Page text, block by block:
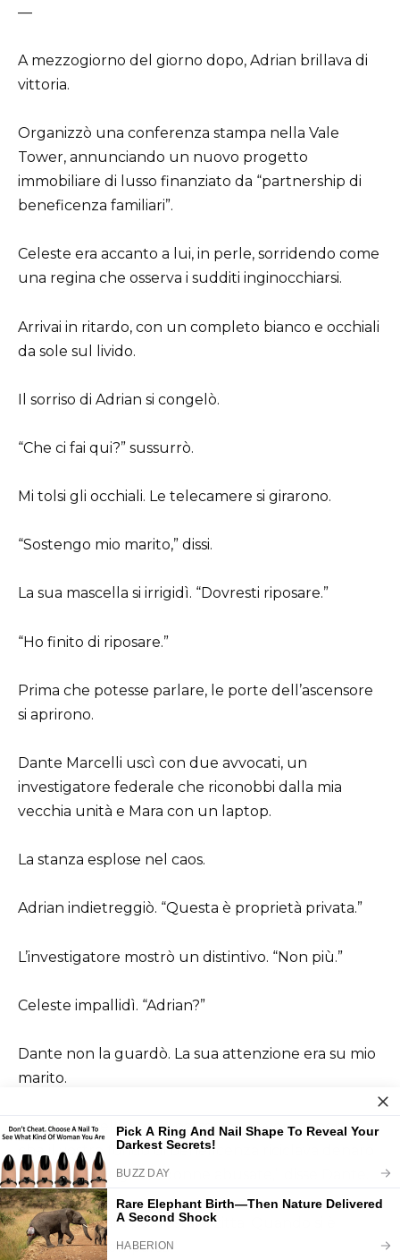
—
A mezzogiorno del giorno dopo, Adrian brillava di
vittoria.
Organizzò una conferenza stampa nella Vale
Tower, annunciando un nuovo progetto
immobiliare di lusso finanziato da “partnership di
beneficenza familiari”.
Celeste era accanto a lui, in perle, sorridendo come
una regina che osserva i sudditi inginocchiarsi.
Arrivai in ritardo, con un completo bianco e occhiali
da sole sul livido.
Il sorriso di Adrian si congelò.
“Che ci fai qui?” sussurrò.
Mi tolsi gli occhiali. Le telecamere si girarono.
“Sostengo mio marito,” dissi.
La sua mascella si irrigidì. “Dovresti riposare.”
“Ho finito di riposare.”
Prima che potesse parlare, le porte dell’ascensore
si aprirono.
Dante Marcelli uscì con due avvocati, un
investigatore federale che riconobbi dalla mia
vecchia unità e Mara con un laptop.
La stanza esplose nel caos.
Adrian indietreggiò. “Questa è proprietà privata.”
L’investigatore mostrò un distintivo. “Non più.”
Celeste impallidì. “Adrian?”
Dante non la guardò. La sua attenzione era su mio
marito.
“Lucia Marcelli è scomparsa dopo aver scoperto
che il vostro fondo di beneficenza riciclava denaro
attraverso rifugi per donne abusate,” disse Dante.
“L’avete pagata per restare zitta. Quando si è
rifiutata, è scomparsa.”